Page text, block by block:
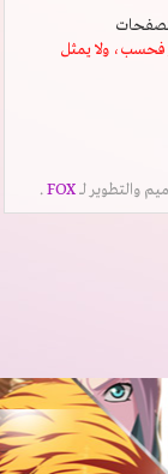
فحسب، ولا يمثل
والتطوير لــFOX
.